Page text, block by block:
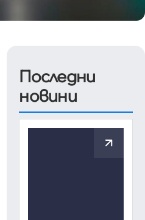
Последни
новини